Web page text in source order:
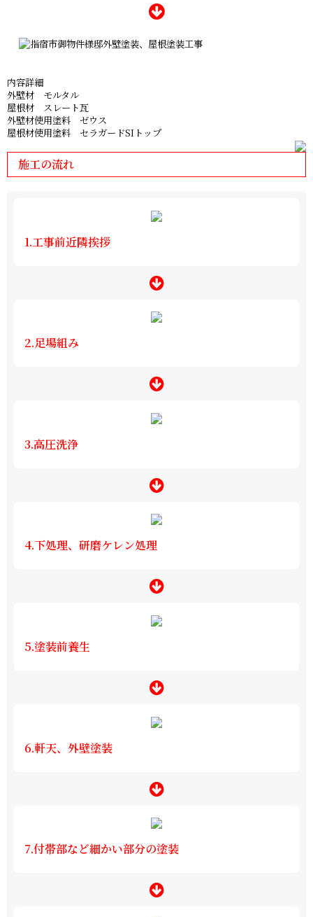
内容詳細
外壁材 モルタル
屋根材 スレート瓦
外壁材使用塗料 ゼウス
屋根材使用塗料 セラガードSIトップ
施工の流れ
1.工事前近隣挨拶
2.足場組み
3.高圧洗浄
4.下処理、研磨ケレン処理
5.塗装前養生
6.軒天、外壁塗装
7.付帯部など細かい部分の塗装